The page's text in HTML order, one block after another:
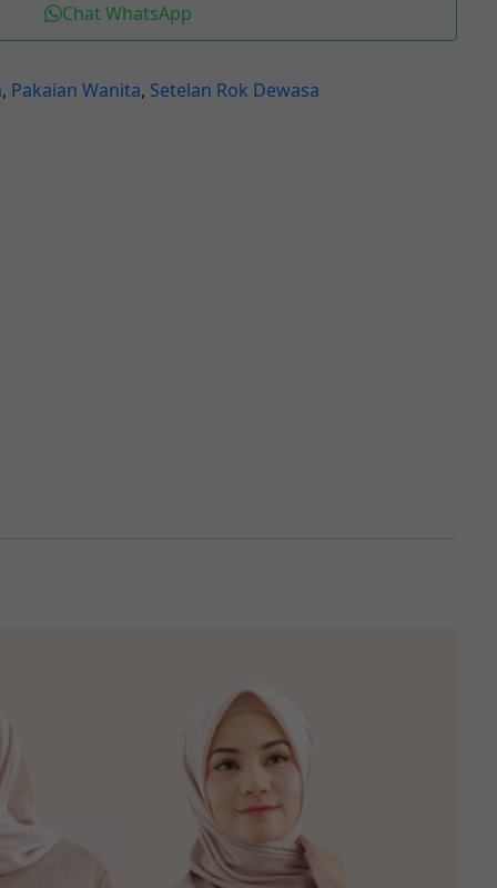
Chat WhatsApp
, Pakaian Wanita, Setelan Rok Dewasa